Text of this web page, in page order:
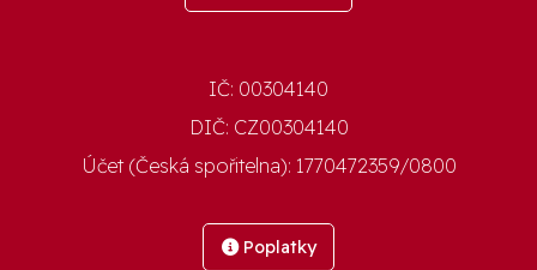
IČ: 00304140
DIČ: CZ00304140
Účet (Česká spořitelna): 1770472359/0800
Poplatky